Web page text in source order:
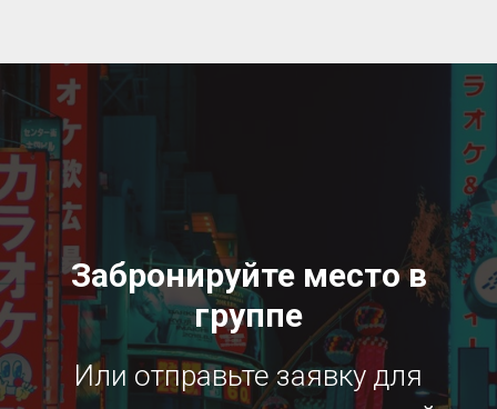
Забронируйте место в
группе
Или отправьте заявку для